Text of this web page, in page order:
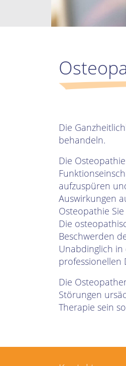
Die
behandeln.
Die
aufzuspüren
Auswirkungen
Osteopathie
Die
Beschwerden
Unabdinglich
professionellen
Die
Störungen
Therapie sein